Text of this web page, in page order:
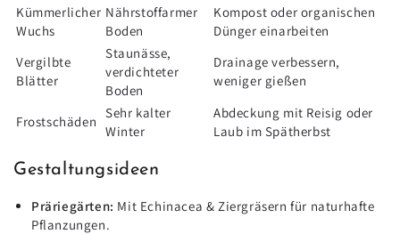
Kümmerlicher
Wuchs
Nährstoffarmer
Boden
Kompost oder organischen
Dünger einarbeiten
Vergilbte
Blätter
Staunässe,
verdichteter
Boden
Drainage verbessern,
weniger gießen
Frostschäden
Sehr kalter
Winter
Abdeckung mit Reisig oder
Laub im Spätherbst
Gestaltungsideen
Präriegärten: Mit Echinacea & Ziergräsern für naturhafte
Pflanzungen.